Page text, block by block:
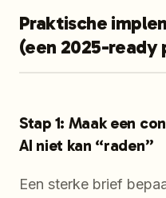
Praktische
(een 2025-ready
Stap 1: Maak een
AI niet kan “raden”
Een sterke brief